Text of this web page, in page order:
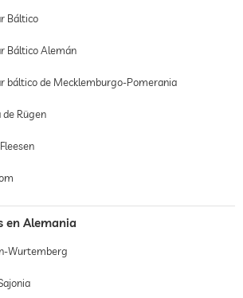
Báltico
Báltico Alemán
báltico de Mecklemburgo-Pomerania
de Rügen
en Alemania
Wurtemberg